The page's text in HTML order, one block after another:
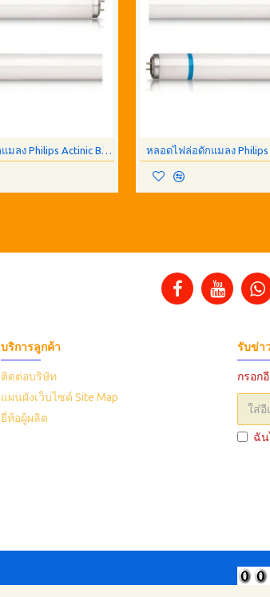
หลอดไฟล่อดักแมลง Philips Actinic BL TL-D 15W/10 Secura
บริการลูกค้า
ติดต่อบริษัท
แผนผังเว็บไซด์ Site Map
ยี่ห้อผู้ผลิต
รับข่า
กรอก
ฉัน